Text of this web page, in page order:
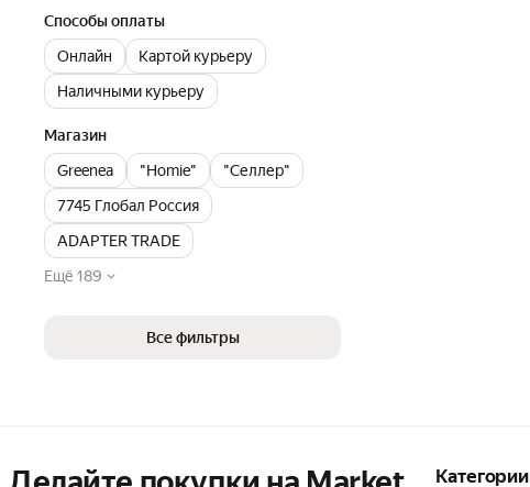
Способы оплаты
Онлайн
Картой курьеру
Наличными курьеру
Магазин
Greenea
"Homie"
"Селлер"
7745 Глобал Россия
ADAPTER TRADE
Ещё 189
Все фильтры
Категории